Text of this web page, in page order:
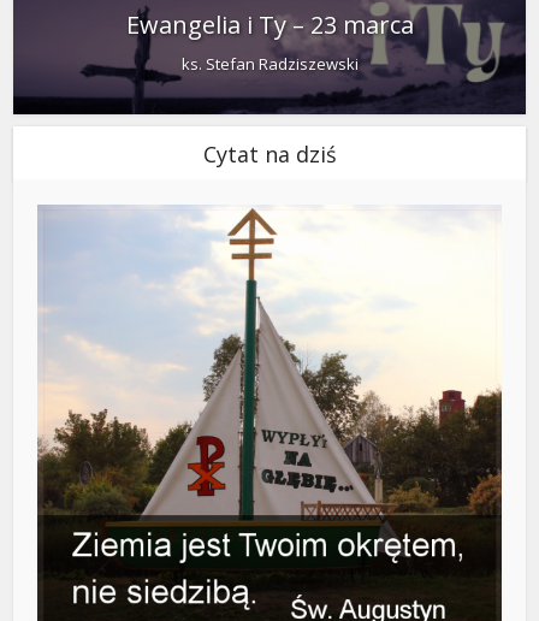
Ewangelia i Ty – 23 marca
ks. Stefan Radziszewski
Cytat na dziś